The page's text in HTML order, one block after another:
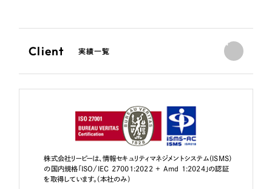
Client 実績一覧
株式会社リーピーは、情報セキュリティマネジメントシステム（ISMS）
の国内規格「ISO/IEC 27001:2022 + Amd 1:2024」の認証
を取得しています。（本社のみ）